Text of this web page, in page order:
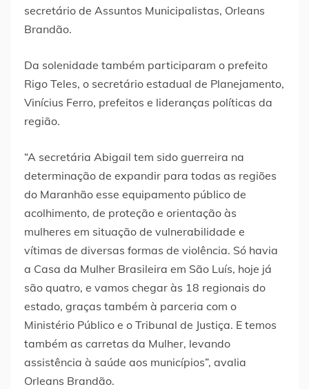
secretário de Assuntos Municipalistas, Orleans
Brandão.
Da solenidade também participaram o prefeito
Rigo Teles, o secretário estadual de Planejamento,
Vinícius Ferro, prefeitos e lideranças políticas da
região.
“A secretária Abigail tem sido guerreira na
determinação de expandir para todas as regiões
do Maranhão esse equipamento público de
acolhimento, de proteção e orientação às
mulheres em situação de vulnerabilidade e
vítimas de diversas formas de violência. Só havia
a Casa da Mulher Brasileira em São Luís, hoje já
são quatro, e vamos chegar às 18 regionais do
estado, graças também à parceria com o
Ministério Público e o Tribunal de Justiça. E temos
também as carretas da Mulher, levando
assistência à saúde aos municípios”, avalia
Orleans Brandão.